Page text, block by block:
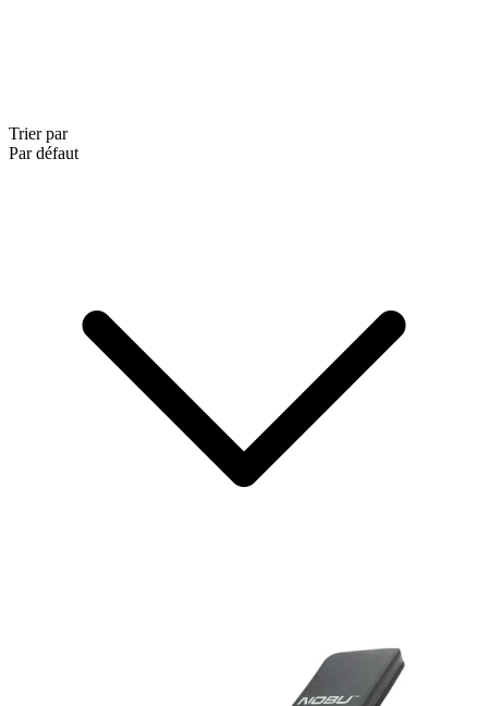
Trier par
Par défaut